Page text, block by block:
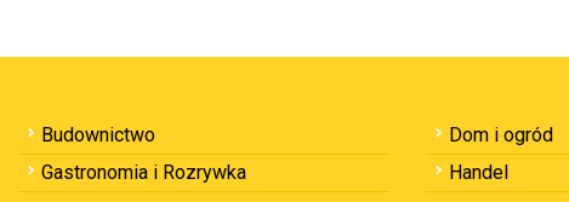
Budownictwo Dom i ogród
Gastronomia i Rozrywka
Handel